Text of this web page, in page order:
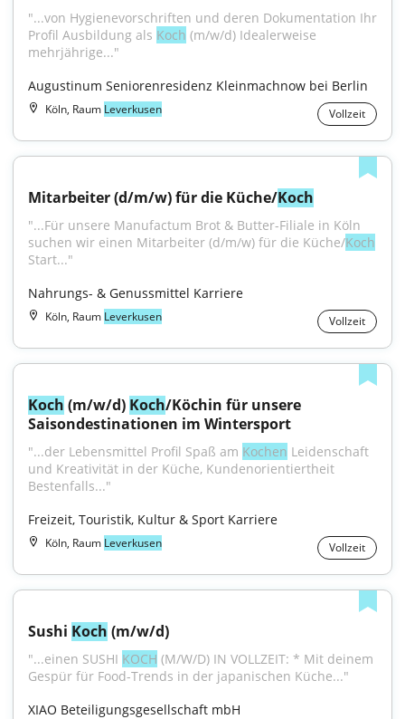
"...von Hygienevorschriften und deren Dokumentation Ihr
Profil Ausbildung als Koch (m/w/d) Idealerweise
mehrjährige..."
Augustinum Seniorenresidenz Kleinmachnow bei Berlin
Köln, Raum Leverkusen Vollzeit
Mitarbeiter (d/m/w) für die Küche/Koch
"...Für unsere Manufactum Brot & Butter-Filiale in Köln
suchen wir einen Mitarbeiter (d/m/w) für die Küche/Koch
Start..."
Nahrungs- & Genussmittel Karriere
Köln, Raum Leverkusen Vollzeit
Koch (m/w/d) Koch/Köchin für unsere
Saisondestinationen im Wintersport
"...der Lebensmittel Profil Spaß am Kochen Leidenschaft
und Kreativität in der Küche, Kundenorientiertheit
Bestenfalls..."
Freizeit, Touristik, Kultur & Sport Karriere
Köln, Raum Leverkusen Vollzeit
Sushi Koch (m/w/d)
"...einen SUSHI KOCH (M/W/D) IN VOLLZEIT: * Mit deinem
Gespür für Food-Trends in der japanischen Küche..."
XIAO Beteiligungsgesellschaft mbH